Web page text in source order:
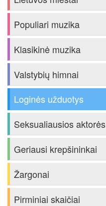
Populiari muzika
Klasikinė muzika
Valstybių himnai
Loginės užduotys
Seksualiausios aktorės
Geriausi krepšininkai
Žargonai
Pirminiai skaičiai